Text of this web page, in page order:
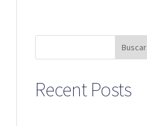
Buscar
Recent Posts